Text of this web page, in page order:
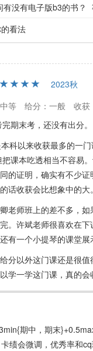
没有电子版b3的书？
的看法
2023秋
等 给分：一般
收获
期末考，还没有出分。
科以来收获最多的一
课本吃透相当不容易
的证明，确实有不少
话收获会比想象中的大。
老师班上的差不多，
。许斌老师很喜欢在
有一个小提琴的课堂展
分以外这门课还是很
学一学这门课，真的会
期中，期末
绩会微调，优秀率和